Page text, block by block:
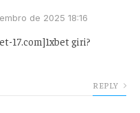
de 2025 18:16
17.com]1xbet giri?
REPLY